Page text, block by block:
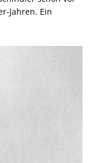
Jahren. Ein